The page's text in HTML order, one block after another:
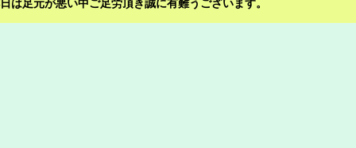
足元が悪い中ご足労頂き誠に有難うございます。